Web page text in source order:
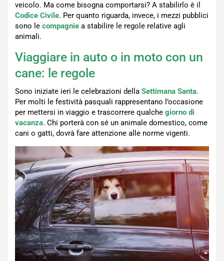
veicolo. Ma come bisogna comportarsi? A stabilirlo è il
Codice Civile. Per quanto riguarda, invece, i mezzi pubblici
sono le compagnie a stabilire le regole relative agli
animali.
Viaggiare in auto o in moto con un
cane: le regole
Sono iniziate ieri le celebrazioni della Settimana Santa.
Per molti le festività pasquali rappresentano l’occasione
per mettersi in viaggio e trascorrere qualche giorno di
vacanza. Chi porterà con sé un animale domestico, come
cani o gatti, dovrà fare attenzione alle norme vigenti.